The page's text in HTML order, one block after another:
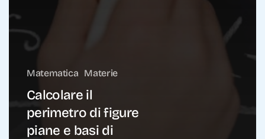
Matematica Materie
Calcolare il
perimetro di figure
piane e basi di